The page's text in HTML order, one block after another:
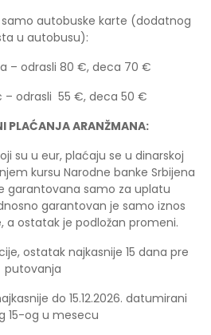
samo autobuske karte (dodatnog
u autobusu):
– odrasli 80 €, deca 70 €
– odrasli 55 €, deca 50 €
PLAĆANJA ARANŽMANA:
su u eur, plaćaju se u dinarskoj
kursu Narodne banke Srbijena
garantovana samo za uplatu
garantovan je samo iznos
a ostatak je podložan promeni.
ostatak najkasnije 15 dana pre
putovanja
do 15.12.2026. datumirani
15-og u mesecu